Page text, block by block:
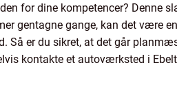
for dine kompetencer? Denne
gentagne gange, kan det være
Så er du sikret, at det går
kontakte et autoværksted i